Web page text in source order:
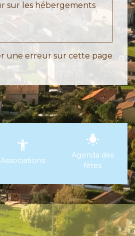
sur les hébergements
une erreur sur cette page
accessibility
Associations
wb_incandescent
Agenda des
fêtes